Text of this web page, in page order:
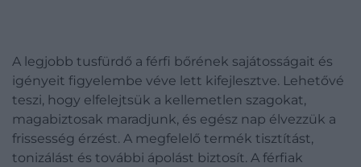
A legjobb tusfürdő a férfi bőrének sajátosságait és
igényeit figyelembe véve lett kifejlesztve. Lehetővé
teszi, hogy elfelejtsük a kellemetlen szagokat,
magabiztosak maradjunk, és egész nap élvezzük a
frissesség érzést. A megfelelő termék tisztítást,
tonizálást és további ápolást biztosít. A férfiak